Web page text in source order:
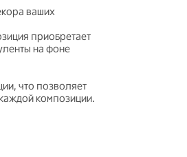
ваших
приобретает
на фоне
что позволяет
композиции.